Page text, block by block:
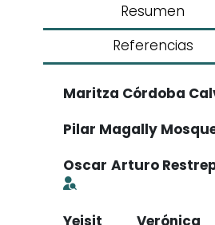
Resumen
Referencias
Maritza Córdoba
Pilar Magally
Oscar Arturo
Yeisit Verónica